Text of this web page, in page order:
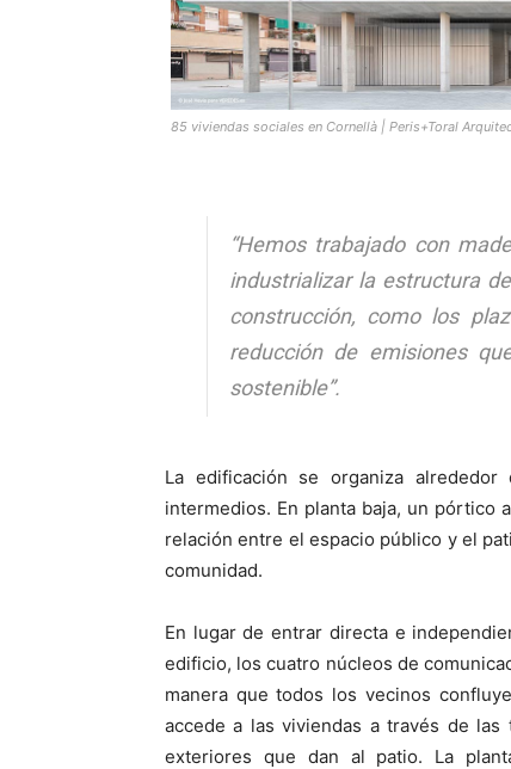
85 viviendas sociales en Cornellà | Peris+Toral
“Hemos trabajado con
industrializar la estructura
construcción, como los
reducción de emisiones
sostenible”.
La edificación se organiza
intermedios. En planta baja, un
relación entre el espacio público y el
comunidad.
En lugar de entrar directa e
edificio, los cuatro núcleos de
manera que todos los vecinos
accede a las viviendas a través de
exteriores que dan al patio. La